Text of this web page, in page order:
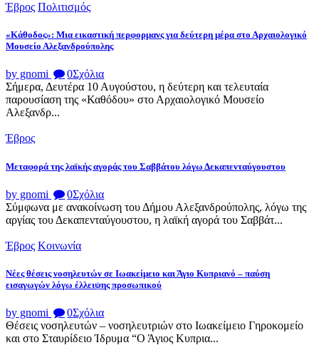
Έβρος Πολιτισμός
«Κάθοδος»: Μια εικαστική περφορμανς για δεύτερη μέρα στο Αρχαιολογικό
Μουσείο Αλεξανδρούπολης
by gnomi 0Σχόλια
Σήμερα, Δευτέρα 10 Αυγούστου, η δεύτερη και τελευταία
παρουσίαση της «Καθόδου» στο Αρχαιολογικό Μουσείο
Αλεξανδρ...
Έβρος
Μεταφορά της λαϊκής αγοράς του Σαββάτου λόγω Δεκαπενταύγουστου
by gnomi 0Σχόλια
Σύμφωνα με ανακοίνωση του Δήμου Αλεξανδρούπολης, λόγω της
αργίας του Δεκαπενταύγουστου, η λαϊκή αγορά του Σαββάτ...
Έβρος Κοινωνία
Νέες θέσεις νοσηλευτών σε Ιωακείμειο και Άγιο Κυπριανό – παύση
εισαγωγών λόγω έλλειψης προσωπικού
by gnomi 0Σχόλια
Θέσεις νοσηλευτών – νοσηλευτριών στο Ιωακείμειο Γηροκομείο
και στο Σταυρίδειο Ίδρυμα “Ο Άγιος Κυπρια...